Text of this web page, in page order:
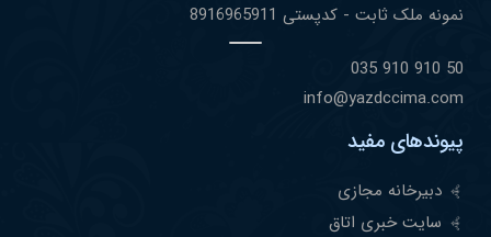
نمونه ملک ثابت - کدپستی 8916965911
50 910 910 035
info@yazdccima.com
پیوندهای مفید
دبیرخانه مجازی
سایت خبری اتاق